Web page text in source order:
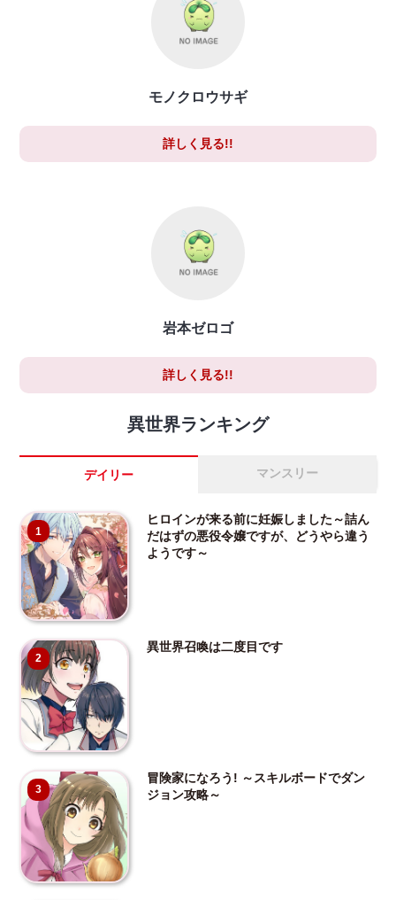
モノクロウサギ
詳しく見る!!
岩本ゼロゴ
詳しく見る!!
異世界ランキング
デイリー マンスリー
1
ヒロインが来る前に妊娠しました～詰ん
だはずの悪役令嬢ですが、どうやら違う
ようです～
2
異世界召喚は二度目です
3
冒険家になろう! ～スキルボードでダン
ジョン攻略～